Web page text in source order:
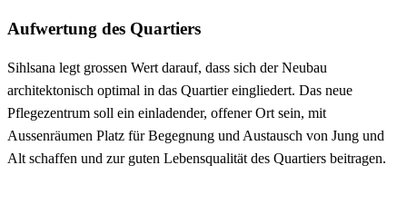
Aufwertung des Quartiers
Sihlsana legt grossen Wert darauf, dass sich der Neubau
architektonisch optimal in das Quartier eingliedert. Das neue
Pflegezentrum soll ein einladender, offener Ort sein, mit
Aussenräumen Platz für Begegnung und Austausch von Jung und
Alt schaffen und zur guten Lebensqualität des Quartiers beitragen.